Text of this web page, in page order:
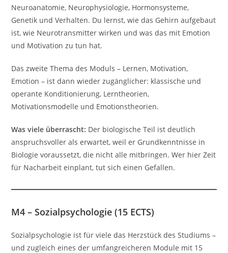
Neuroanatomie, Neurophysiologie, Hormonsysteme,
Genetik und Verhalten. Du lernst, wie das Gehirn aufgebaut
ist, wie Neurotransmitter wirken und was das mit Emotion
und Motivation zu tun hat.
Das zweite Thema des Moduls – Lernen, Motivation,
Emotion – ist dann wieder zugänglicher: klassische und
operante Konditionierung, Lerntheorien,
Motivationsmodelle und Emotionstheorien.
Was viele überrascht: Der biologische Teil ist deutlich
anspruchsvoller als erwartet, weil er Grundkenntnisse in
Biologie voraussetzt, die nicht alle mitbringen. Wer hier Zeit
für Nacharbeit einplant, tut sich einen Gefallen.
M4 – Sozialpsychologie (15 ECTS)
Sozialpsychologie ist für viele das Herzstück des Studiums –
und zugleich eines der umfangreicheren Module mit 15